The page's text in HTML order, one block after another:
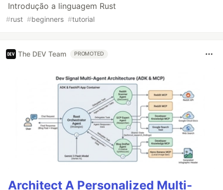
Introdução a linguagem Rust
#rust #beginners #tutorial
The DEV Team PROMOTED
Architect A Personalized Multi-